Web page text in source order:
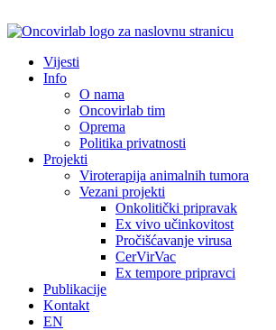
na
Vijesti
Info
O nama
Oncovirlab tim
Oprema
Politika privatnosti
Projekti
Viroterapija animalnih tumora
Vezani projekti
Onkolitički pripravak
Ex vivo učinkovitost
Pročišćavanje virusa
CerVirVac
Ex tempore pripravci
Publikacije
Kontakt
EN